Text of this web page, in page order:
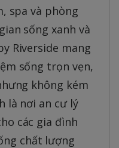
spa và phòng
sống xanh và
Riverside mang
sống trọn vẹn,
không kém
là nơi an cư lý
các gia đình
chất lượng